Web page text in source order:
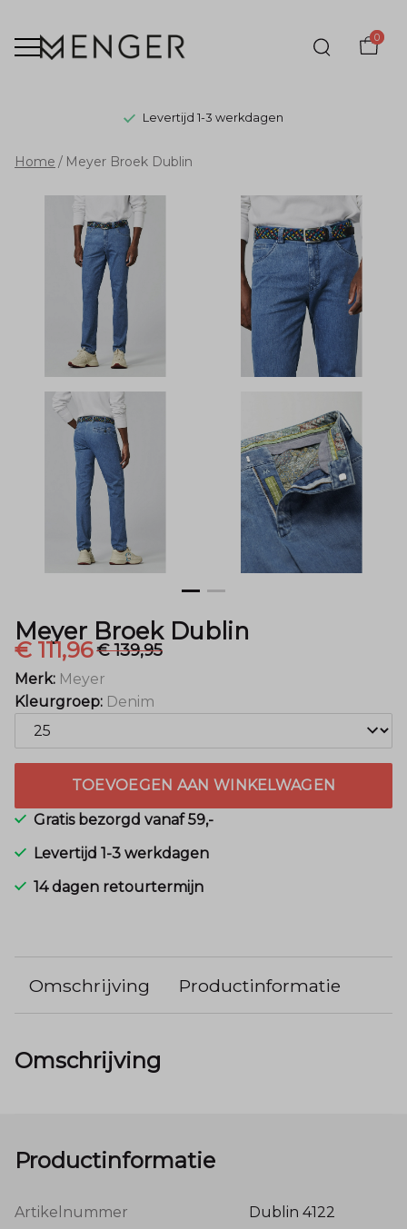
0
Levertijd 1-3 werkdagen
Meyer
Broek
Dublin
Menger
Mode
Home Meyer Broek Dublin
Meyer Broek Dublin
€ 111,96€ 139,95
Merk: Meyer
Kleurgroep: Denim
TOEVOEGEN AAN WINKELWAGEN
Gratis bezorgd vanaf 59,-
Levertijd 1-3 werkdagen
14 dagen retourtermijn
Omschrijving Productinformatie
Omschrijving
Productinformatie
Artikelnummer Dublin 4122